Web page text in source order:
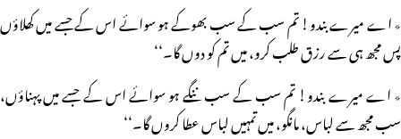
٭ اے میرے بندو! تم سب کے سب بھوکے ہو سوائے اس کے جسے میں کھلاؤں
پس مجھ ہی سے رزق طلب کرو، میں تم کو دوں گا۔‘‘
٭ اے میرے بندو! تم سب کے سب ننگے ہو سوائے اس کے جسے میں پہناؤں،
سب مجھ سے لباس، مانگو، میں تمہیں لباس عطا کروں گا۔‘‘